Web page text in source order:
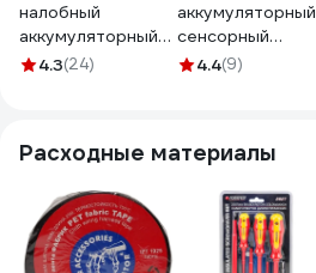
налобный
аккумуляторный
фонарь Forcekraft
рабочее
CAM2042(54719)
4.3(24)
аккумуляторный
сенсорный
Автоdело 120Lm,
4.4(9)
Расходные материалы